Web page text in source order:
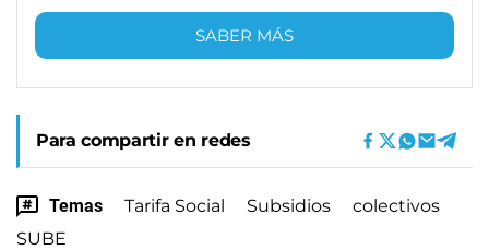
SABER MÁS
Para compartir en redes
Temas Tarifa Social Subsidios
colectivos
SUBE